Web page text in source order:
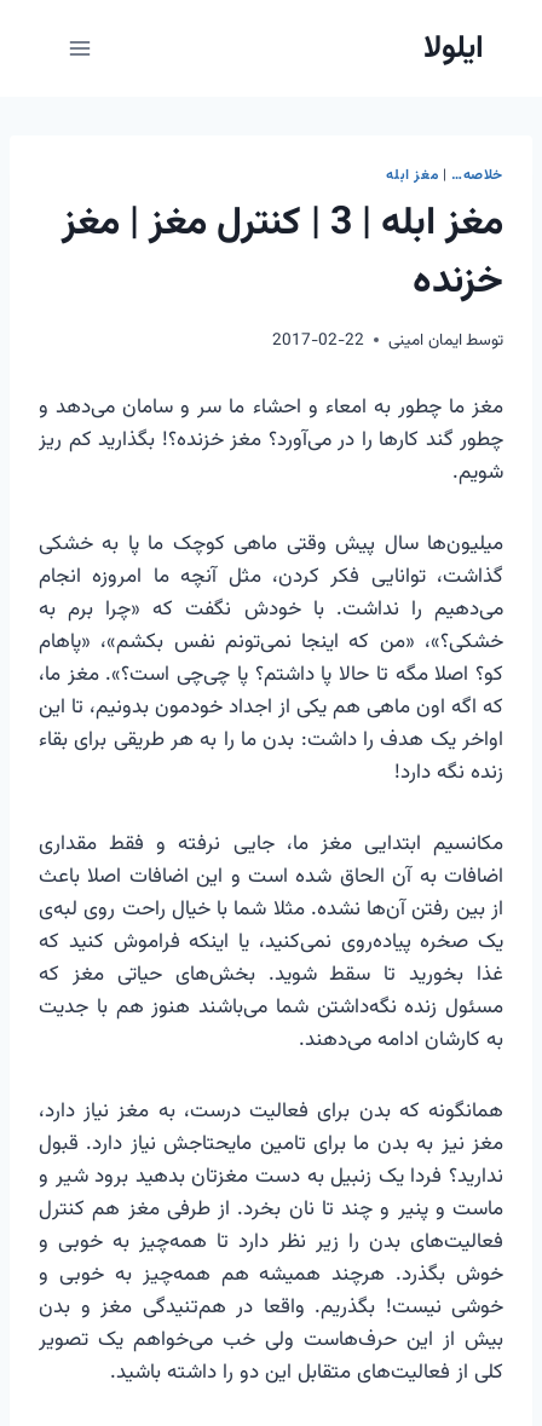
ایلولا
خلاصه… | مغز ابله
مغز ابله | 3 | کنترل مغز | مغز
خزنده
توسطایمان امینی 2017-02-22
مغز ما چطور به امعاء و احشاء ما سر و سامان می‌دهد و
چطور گند کارها را در می‌آورد؟ مغز خزنده؟! بگذارید کم ریز
شویم.
میلیون‌ها سال پیش وقتی ماهی کوچک ما پا به خشکی
گذاشت، توانایی فکر کردن، مثل آنچه ما امروزه انجام
می‌دهیم را نداشت. با خودش نگفت که «چرا برم به
خشکی؟»، «من که اینجا نمی‌تونم نفس بکشم»، «پاهام
کو؟ اصلا مگه تا حالا پا داشتم؟ پا چی‌چی است؟». مغز ما،
که اگه اون ماهی هم یکی از اجداد خودمون بدونیم، تا این
اواخر یک هدف را داشت: بدن ما را به هر طریقی برای بقاء
زنده نگه دارد!
مکانسیم ابتدایی مغز ما، جایی نرفته و فقط مقداری
اضافات به آن الحاق شده است و این اضافات اصلا باعث
از بین رفتن آن‌ها نشده. مثلا شما با خیال راحت روی لبه‌ی
یک صخره پیاده‌روی نمی‌کنید، یا اینکه فراموش کنید که
غذا بخورید تا سقط شوید. بخش‌های حیاتی مغز که
مسئول زنده نگه‌داشتن شما می‌باشند هنوز هم با جدیت
به کارشان ادامه می‌دهند.
همانگونه که بدن برای فعالیت درست، به مغز نیاز دارد،
مغز نیز به بدن ما برای تامین مایحتاجش نیاز دارد. قبول
ندارید؟ فردا یک زنبیل به دست مغزتان بدهید برود شیر و
ماست و پنیر و چند تا نان بخرد. از طرفی مغز هم کنترل
فعالیت‌های بدن را زیر نظر دارد تا همه‌چیز به خوبی و
خوش بگذرد. هرچند همیشه هم همه‌چیز به خوبی و
خوشی نیست! بگذریم. واقعا در هم‌تنیدگی مغز و بدن
بیش از این حرف‌هاست ولی خب می‌خواهم یک تصویر
کلی از فعالیت‌های متقابل این دو را داشته باشید.